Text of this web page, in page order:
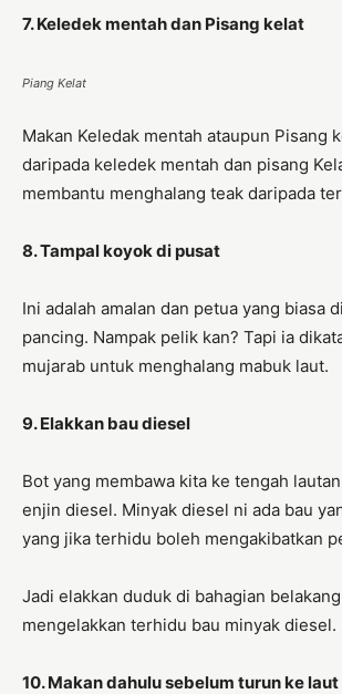
7. Keledek mentah dan Pisang kelat
Piang Kelat
Makan Keledak mentah ataupun Pisang
daripada keledek mentah dan pisang
membantu menghalang teak daripada
8. Tampal koyok di pusat
Ini adalah amalan dan petua yang biasa
pancing. Nampak pelik kan? Tapi ia
mujarab untuk menghalang mabuk laut.
9. Elakkan bau diesel
Bot yang membawa kita ke tengah
enjin diesel. Minyak diesel ni ada bau
yang jika terhidu boleh mengakibatkan
Jadi elakkan duduk di bahagian
mengelakkan terhidu bau minyak diesel.
10. Makan dahulu sebelum turun ke laut